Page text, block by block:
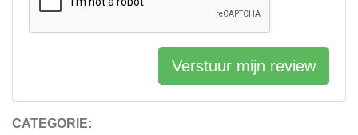
CATEGORIE:
Verstuur mijn review